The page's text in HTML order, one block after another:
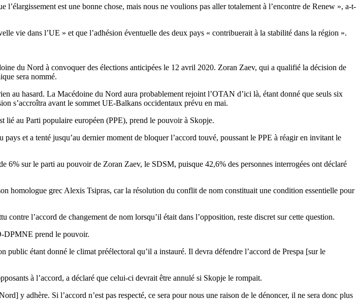
est une bonne chose, mais nous ne voulions pas aller totalement à l’encontre de Renew », a-t-
vie dans l’UE » et que l’adhésion éventuelle des deux pays « contribuerait à la stabilité dans la région ».
du Nord à convoquer des élections anticipées le 12 avril 2020. Zoran Zaev, qui a qualifié la décision de
sera nommé.
au hasard. La Macédoine du Nord aura probablement rejoint l’OTAN d’ici là, étant donné que seuls six
s’accroîtra avant le sommet UE-Balkans occidentaux prévu en mai.
au Parti populaire européen (PPE), prend le pouvoir à Skopje.
et a tenté jusqu’au dernier moment de bloquer l’accord touvé, poussant le PPE à réagir en invitant le
6% sur le parti au pouvoir de Zoran Zaev, le SDSM, puisque 42,6% des personnes interrogées ont déclaré
homologue grec Alexis Tsipras, car la résolution du conflit de nom constituait une condition essentielle pour
l’accord de changement de nom lorsqu’il était dans l’opposition, reste discret sur cette question.
DPMNE prend le pouvoir.
étant donné le climat préélectoral qu’il a instauré. Il devra défendre l’accord de Prespa [sur le
à l’accord, a déclaré que celui-ci devrait être annulé si Skopje le rompait.
y adhère. Si l’accord n’est pas respecté, ce sera pour nous une raison de le dénoncer, il ne sera donc plus